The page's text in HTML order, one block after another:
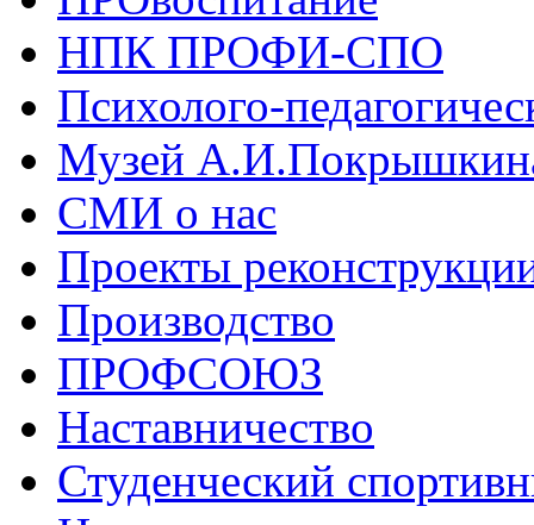
НПК ПРОФИ-СПО
Психолого-
Музей
СМИ о нас
Проекты
Производство
ПРОФСОЮЗ
Наставничество
Студенческий